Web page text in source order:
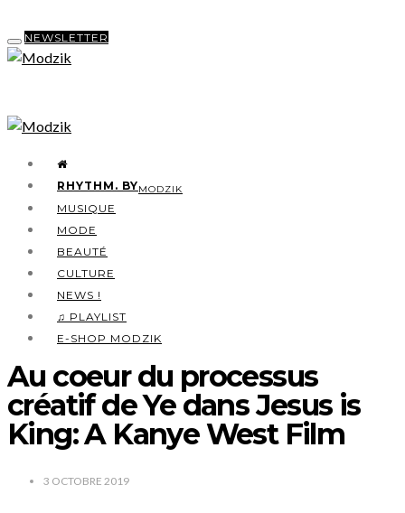
NEWSLETTER
RHYTHM. BYMODZIK
MUSIQUE
MODE
BEAUTÉ
CULTURE
NEWS !
♫ PLAYLIST
E-SHOP MODZIK
Au coeur du processus
créatif de Ye dans Jesus is
King: A Kanye West Film
3 OCTOBRE 2019